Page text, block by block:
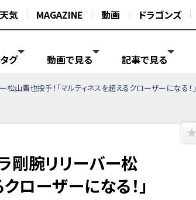
天気 MAGAZINE 動画 ドラゴンズ
グ 動画で見る 記事で見る
山晋也投手！「マルティネスを超えるクローザーになる！」
剛腕リリーバー松
ローザーになる！」